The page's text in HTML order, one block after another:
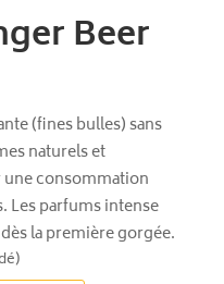
Beer
(fines bulles) sans
naturels et
consommation
Les parfums intense
la première gorgée.